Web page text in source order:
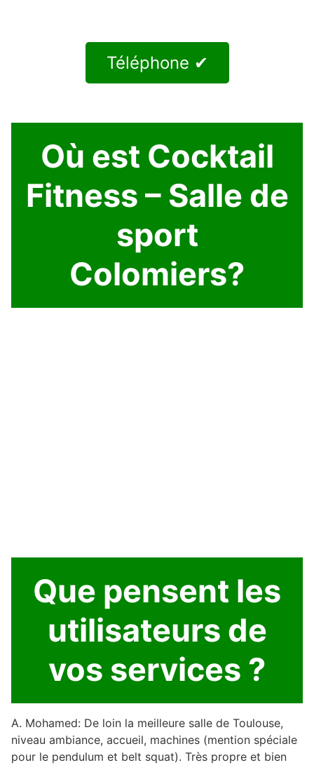
Téléphone ✔
Où est Cocktail
Fitness – Salle de
sport
Colomiers?
Que pensent les
utilisateurs de
vos services ?
A. Mohamed: De loin la meilleure salle de Toulouse,
niveau ambiance, accueil, machines (mention spéciale
pour le pendulum et belt squat). Très propre et bien